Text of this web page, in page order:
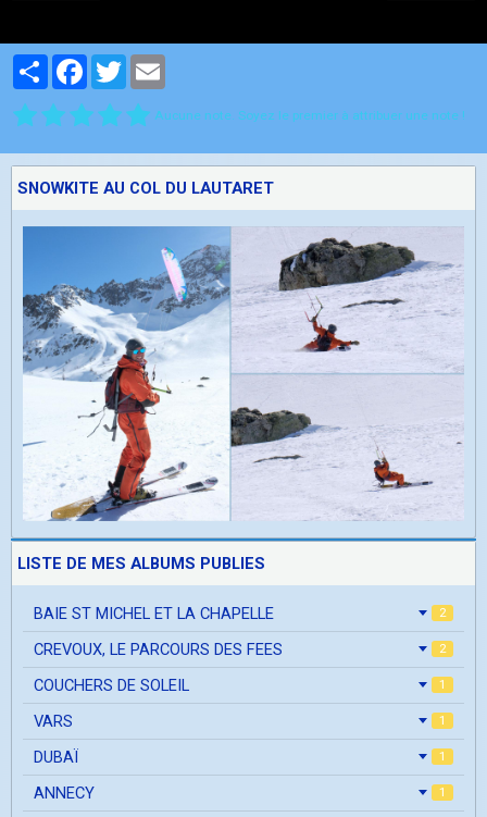
PartagerFacebook
Twitter
Aucune note. Soyez le premier à attribuer une note !
SNOWKITE AU COL DU LAUTARET
LISTE DE MES ALBUMS PUBLIES
BAIE ST MICHEL ET LA CHAPELLE 2
CREVOUX, LE PARCOURS DES FEES 2
COUCHERS DE SOLEIL 1
VARS 1
DUBAÏ 1
ANNECY 1